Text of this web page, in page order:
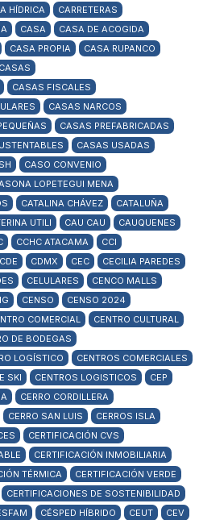
HÍDRICA
CARRETERAS
CASA
CASA DE ACOGIDA
CASA PROPIA
CASA RUPANCO
CASAS
CASAS FISCALES
CASAS NARCOS
CASAS PREFABRICADAS
CASAS USADAS
CASO CONVENIO
LOPETEGUI MENA
CATALINA CHÁVEZ
CATALUÑA
UTILI CAU CAU
CAUQUENES
CCHC ATACAMA
CCI
CDE CDMX CEC
CECILIA PAREDES
CELULARES
CENCO MALLS
CENSO
CENSO 2024
COMERCIAL
CENTRO CULTURAL
DE BODEGAS
LOGÍSTICO
CENTROS COMERCIALES
SKI CENTROS LOGISTICOS
CEP
CERRO CORDILLERA
CERRO SAN LUIS
CERROS ISLA
CERTIFICACIÓN CVS
CERTIFICACIÓN INMOBILIARIA
TÉRMICA
CERTIFICACIÓN VERDE
CERTIFICACIONES DE SOSTENIBILIDAD
CÉSPED HÍBRIDO CEUT
CEV